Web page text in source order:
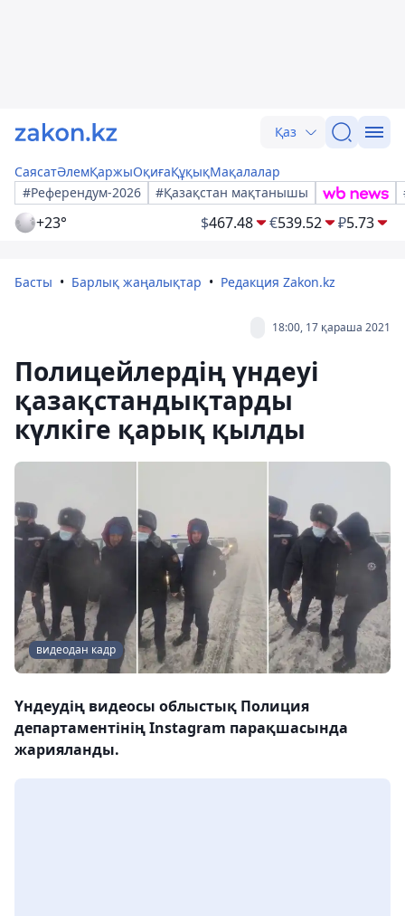
Қаз
СаясатӘлемҚаржыОқиғаҚұқықМақалалар
#Референдум-2026
#Қазақстан мақтанышы
+23° $467.48 €539.52 ₽5.73
Басты Барлық жаңалықтар Редакция Zakon.kz
18:00, 17 қараша 2021
Полицейлердің үндеуі
қазақстандықтарды
күлкіге қарық қылды
видеодан кадр
Үндеудің видеосы облыстық Полиция
департаментінің Instagram парақшасында
жарияланды.